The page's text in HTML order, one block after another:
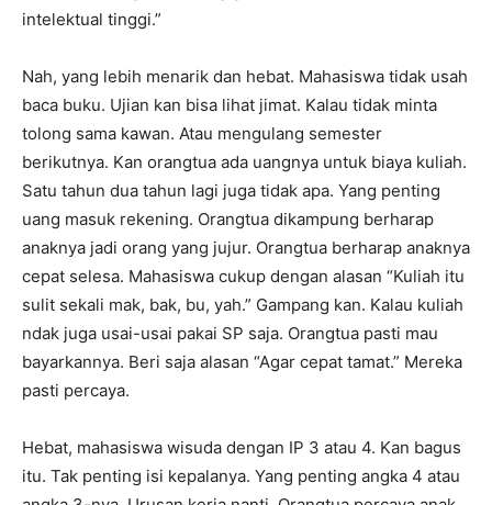
intelektual tinggi.”
Nah, yang lebih menarik dan hebat. Mahasiswa tidak usah
baca buku. Ujian kan bisa lihat jimat. Kalau tidak minta
tolong sama kawan. Atau mengulang semester
berikutnya. Kan orangtua ada uangnya untuk biaya kuliah.
Satu tahun dua tahun lagi juga tidak apa. Yang penting
uang masuk rekening. Orangtua dikampung berharap
anaknya jadi orang yang jujur. Orangtua berharap anaknya
cepat selesa. Mahasiswa cukup dengan alasan “Kuliah itu
sulit sekali mak, bak, bu, yah.” Gampang kan. Kalau kuliah
ndak juga usai-usai pakai SP saja. Orangtua pasti mau
bayarkannya. Beri saja alasan “Agar cepat tamat.” Mereka
pasti percaya.
Hebat, mahasiswa wisuda dengan IP 3 atau 4. Kan bagus
itu. Tak penting isi kepalanya. Yang penting angka 4 atau